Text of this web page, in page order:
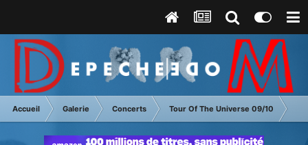
Accueil Galerie Concerts Tour Of The Universe 09/10